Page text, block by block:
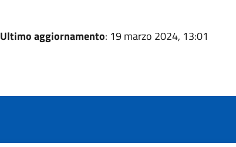
Ultimo aggiornamento: 19 marzo 2024, 13:01